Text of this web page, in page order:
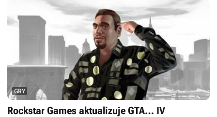
GRY
Rockstar Games aktualizuje GTA… IV